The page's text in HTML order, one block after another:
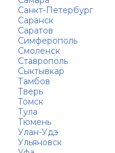
Санкт-Петербург
Саранск
Саратов
Симферополь
Смоленск
Ставрополь
Сыктывкар
Тамбов
Тверь
Томск
Тула
Тюмень
Улан-Удэ
Ульяновск